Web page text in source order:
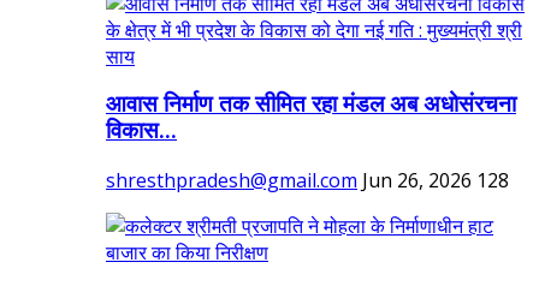
आवास निर्माण तक सीमित रहा मंडल अब अधोसंरचना
विकास...
shresthpradesh@gmail.com Jun 26, 2026 128